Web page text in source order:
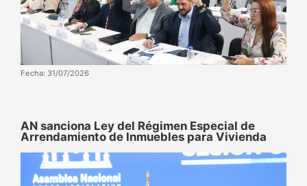
Fecha: 31/07/2026
AN sanciona Ley del Régimen Especial de
Arrendamiento de Inmuebles para Vivienda